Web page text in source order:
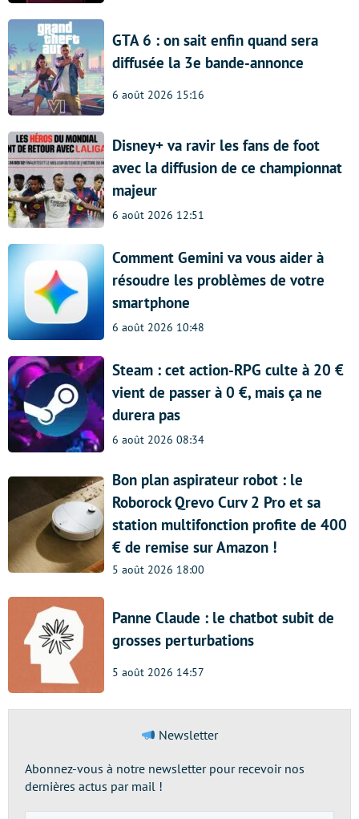
GTA 6 : on sait enfin quand sera
diffusée la 3e bande-annonce
6 août 2026 15:16
Disney+ va ravir les fans de foot
avec la diffusion de ce championnat
majeur
6 août 2026 12:51
Comment Gemini va vous aider à
résoudre les problèmes de votre
smartphone
6 août 2026 10:48
Steam : cet action-RPG culte à 20 €
vient de passer à 0 €, mais ça ne
durera pas
6 août 2026 08:34
Bon plan aspirateur robot : le
Roborock Qrevo Curv 2 Pro et sa
station multifonction profite de 400
€ de remise sur Amazon !
5 août 2026 18:00
Panne Claude : le chatbot subit de
grosses perturbations
5 août 2026 14:57
Newsletter
Abonnez-vous à notre newsletter pour recevoir nos
dernières actus par mail !